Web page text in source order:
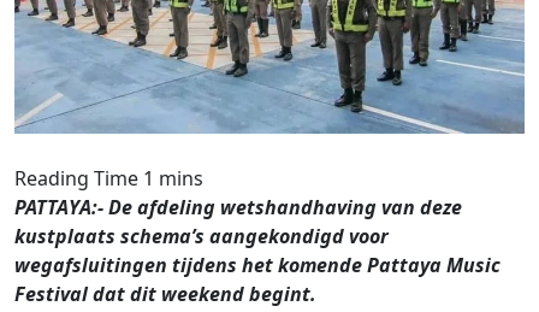
PATTAYA:- De afdeling wetshandhaving van deze
kustplaats schema’s aangekondigd voor
wegafsluitingen tijdens het komende Pattaya Music
Festival dat dit weekend begint.